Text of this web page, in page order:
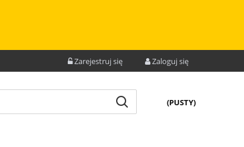
Zarejestruj się Zaloguj się
(PUSTY)